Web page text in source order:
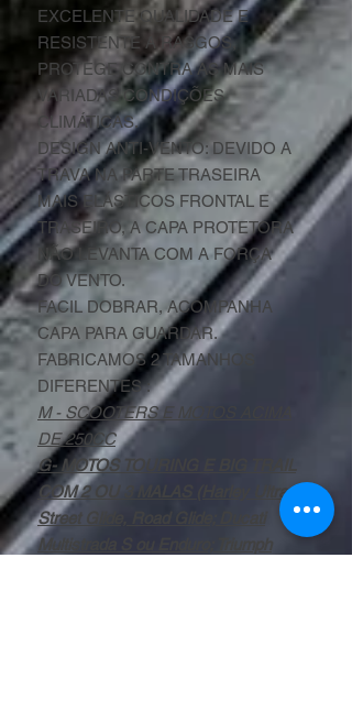
EXCELENTE QUALIDADE E
RESISTENTE A RASGOS,
PROTEGE CONTRA AS MAIS
VARIADAS CONDIÇÕES
CLIMÁTICAS.
DESIGN ANTI-VENTO: DEVIDO A
TRAVA NA PARTE TRASEIRA
MAIS ELÁSTICOS FRONTAL E
TRASEIRO, A CAPA PROTETORA
NÃO LEVANTA COM A FORÇA
DO VENTO.
FACIL DOBRAR, ACOMPANHA
CAPA PARA GUARDAR.
FABRICAMOS 2 TAMANHOS
DIFERENTES :
M - SCOOTERS E MOTOS ACIMA
DE 250CC
G- MOTOS TOURING E BIG TRAIL
COM 2 OU 3 MALAS (Harley Ultra,
Street Glide, Road Glide; Ducati
Multistrada S ou Enduro; Triumph